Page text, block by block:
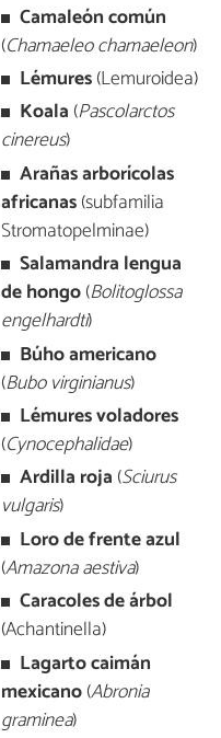
Camaleón común
(Chamaeleo chamaeleon)
Lémures(Lemuroidea)
Koala (Pascolarctos
cinereus)
Arañas arborícolas
africanas(subfamilia
Stromatopelminae)
Salamandra lengua
de hongo(Bolitoglossa
engelhardti)
Búho americano
(Bubo virginianus)
Lémures voladores
(Cynocephalidae)
Ardilla roja (Sciurus
vulgaris)
Loro de frente azul
(Amazona aestiva)
Caracoles de árbol
(Achantinella)
Lagarto caimán
mexicano(Abronia
graminea)